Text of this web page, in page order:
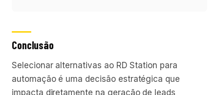
Conclusão
Selecionar alternativas ao RD Station para
automação é uma decisão estratégica que
impacta diretamente na geração de leads